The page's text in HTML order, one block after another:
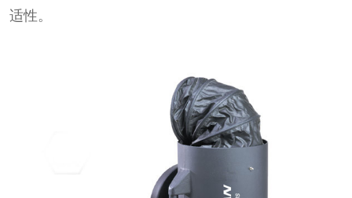
适性。